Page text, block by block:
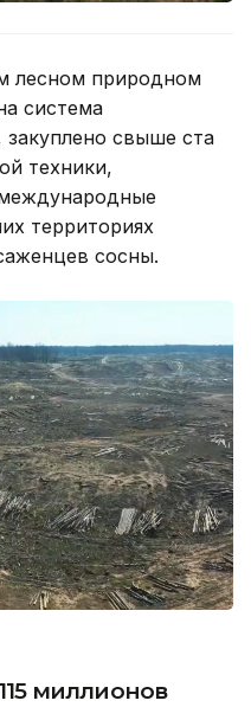
лесном природном
система
свыше ста
техники,
территориях
сосны.
миллионов